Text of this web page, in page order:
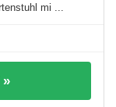
mi ...
»